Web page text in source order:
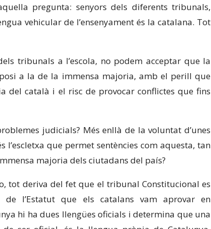
pregunta: senyors dels diferents tribunals,
vehicular de l’ensenyament és la catalana. Tot
tribunals a l’escola, no podem acceptar que la
a la de la immensa majoria, amb el perill que
del català i el risc de provocar conflictes que fins
judicials? Més enllà de la voluntat d’unes
que permet sentències com aquesta, tan
majoria dels ciutadans del país?
tot deriva del fet que el tribunal Constitucional es
l’Estatut que els catalans vam aprovar en
hi ha dues llengües oficials i determina que una